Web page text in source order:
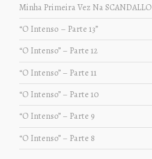
Minha Primeira Vez Na SCANDALLO
“O Intenso – Parte 13”
“O Intenso” – Parte 12
“O Intenso” – Parte 11
“O Intenso” – Parte 10
“O Intenso” – Parte 9
“O Intenso” – Parte 8